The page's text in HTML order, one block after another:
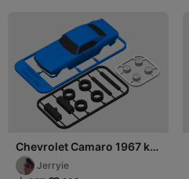
Chevrolet Camaro 1967 kit
card Jerryie